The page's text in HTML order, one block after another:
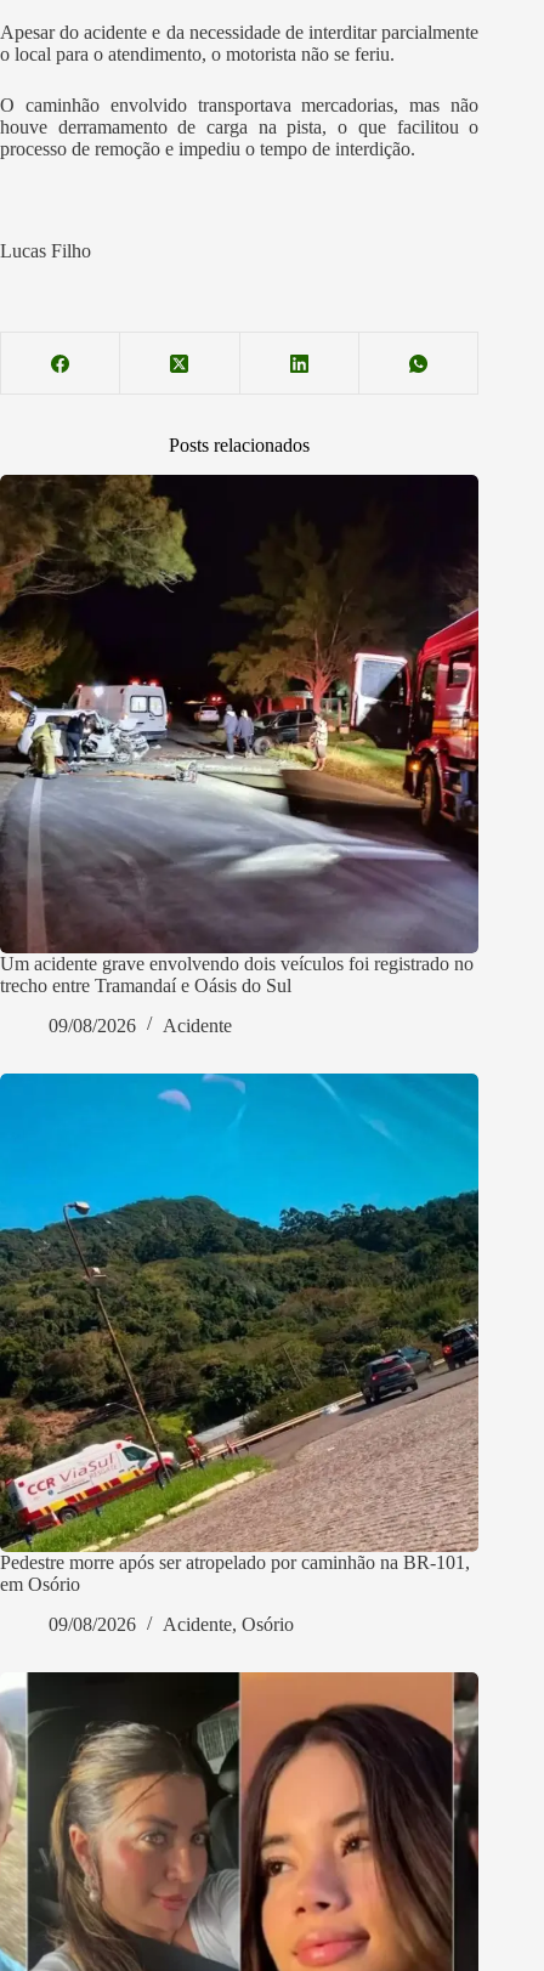
Apesar do acidente e da necessidade de interditar parcialmente
o local para o atendimento, o motorista não se feriu.
O caminhão envolvido transportava mercadorias, mas não
houve derramamento de carga na pista, o que facilitou o
processo de remoção e impediu o tempo de interdição.
Lucas Filho
Posts relacionados
Um acidente grave envolvendo dois veículos foi registrado no
trecho entre Tramandaí e Oásis do Sul
09/08/2026
Acidente
Pedestre morre após ser atropelado por caminhão na BR-101,
em Osório
09/08/2026
Acidente, Osório